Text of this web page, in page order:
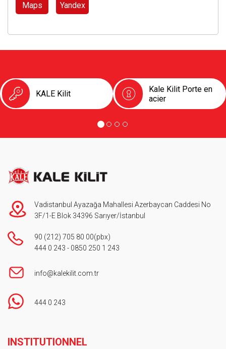
Maps Yandex
KALE Kilit
Kale Kilit Porte en
acier
Vadistanbul Ayazağa Mahallesi Azerbaycan Caddesi No
3F/1-E Blok 34396 Sarıyer/İstanbul
90 (212) 705 80 00(pbx)
444 0 243 - 0850 250 1 243
info@kalekilit.com.tr
444 0 243
INSTITUTIONNEL